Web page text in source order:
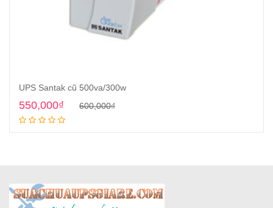
UPS Santak cũ 500va/300w
600,000₫Original
550,000₫
Current